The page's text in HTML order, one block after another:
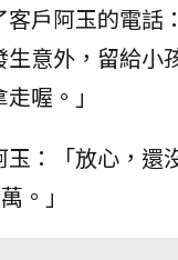
戶阿玉的電話
意外，留給小
喔。」
玉：「放心，還
。」